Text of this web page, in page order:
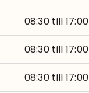
08:30 till 17:00
08:30 till 17:00
08:30 till 17:00